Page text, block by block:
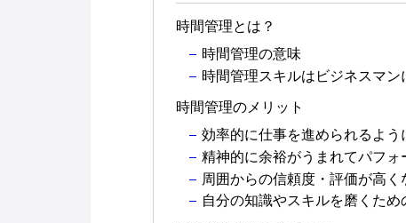
時間管理とは？
時間管理の意味
時間管理スキルはビジネスマン
時間管理のメリット
効率的に仕事を進められるよう
精神的に余裕がうまれてパフ
周囲からの信頼度・評価が高く
自分の知識やスキルを磨くため